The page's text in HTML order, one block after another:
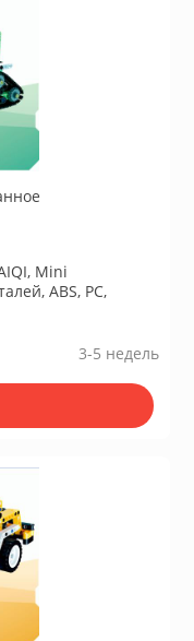
Mini
ABS, PC,
3-5 недель